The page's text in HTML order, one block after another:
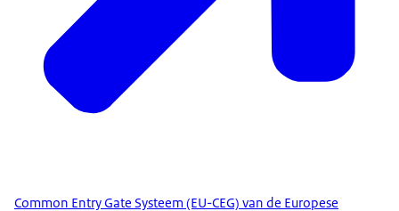
Common Entry Gate Systeem (EU-CEG) van de Europese